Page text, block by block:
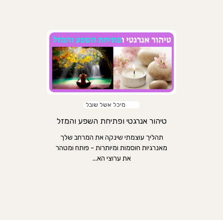
מיכל אשל שובל
טיהור אנרגטי ופתיחת השפע והמזל
תהליך עוצמתי שינקה את המרחב שלך
מאנרגיות חוסמות ומיותרות - פותח ומטהר
את ערוצי הא...